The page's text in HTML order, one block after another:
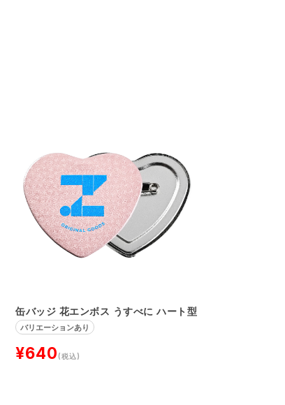
缶バッジ 花エンボス うすべに ハート型
バリエーションあり
¥640(税込)